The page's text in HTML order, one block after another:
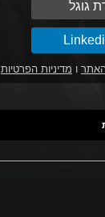
גוגל
האתר ו מדיניות הפרטיות